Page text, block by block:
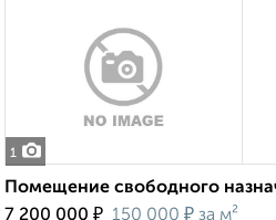
1
Помещение свободного
7 200 000 ₽ 150 000 ₽ за м²